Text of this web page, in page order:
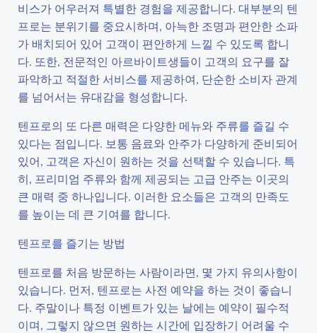
비스가 어우러져 특별한 경험을 제공합니다. 대부분의 텐
프로는 분위기를 중요시하며, 아늑한 조명과 편안한 소파
가 배치되어 있어 고객이 편안하게 느낄 수 있도록 합니
다. 또한, 전문적인 아르바이트생들이 고객의 요구를 잘
파악하고 적절한 서비스를 제공하여, 단순한 소비자 관계
를 넘어서는 유대감을 형성합니다.
텐프로의 또 다른 매력은 다양한 메뉴와 주류를 즐길 수
있다는 점입니다. 보통 음료와 안주가 다양하게 준비되어
있어, 고객은 자신이 원하는 것을 선택할 수 있습니다. 특
히, 프리미엄 주류와 함께 제공되는 고급 안주는 이곳의
큰 매력 중 하나입니다. 이러한 요소들은 고객의 만족도
를 높이는 데 큰 기여를 합니다.
텐프로를 즐기는 방법
텐프로를 처음 방문하는 사람이라면, 몇 가지 유의사항이
있습니다. 먼저, 텐프로는 사전 예약을 하는 것이 좋습니
다. 주말이나 특정 이벤트가 있는 날에는 예약이 필수적
이며, 그렇지 않으면 원하는 시간에 입장하기 어려울 수